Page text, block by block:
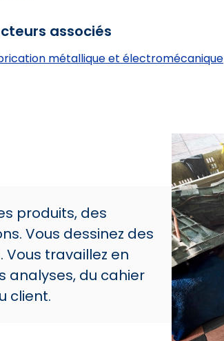
associés
métallique et électromécanique
produits, des
Vous dessinez des
travaillez en
analyses, du cahier
client.